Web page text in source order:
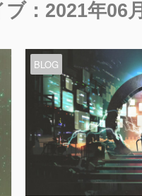
：2021年06月
BLOG